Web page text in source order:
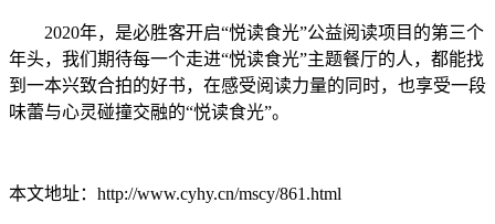
2020年，是必胜客开启“悦读食光”公益阅读项目的第三个
年头，我们期待每一个走进“悦读食光”主题餐厅的人，都能找
到一本兴致合拍的好书，在感受阅读力量的同时，也享受一段
味蕾与心灵碰撞交融的“悦读食光”。
本文地址：http://www.cyhy.cn/mscy/861.html